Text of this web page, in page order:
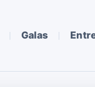
Galas